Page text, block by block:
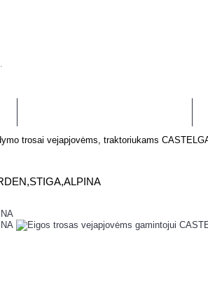
trosai vejapjovėms, traktoriukams